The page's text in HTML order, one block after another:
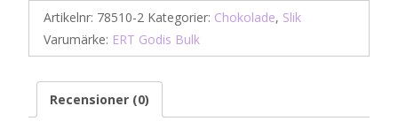
Artikelnr: 78510-2 Kategorier: Chokolade, Slik
Varumärke: ERT Godis Bulk
Recensioner (0)